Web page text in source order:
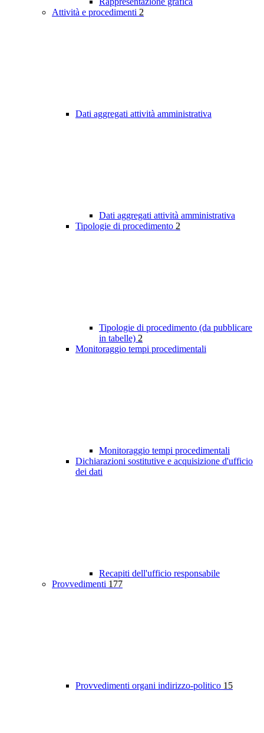
Attività e procedimenti 2
Dati aggregati attività amministrativa
Dati aggregati attività amministrativa
Tipologie di procedimento 2
Tipologie di procedimento (da pubblicare
in tabelle) 2
Monitoraggio tempi procedimentali
Monitoraggio tempi procedimentali
Dichiarazioni sostitutive e acquisizione d'ufficio
dei dati
Recapiti dell'ufficio responsabile
Provvedimenti 177
Provvedimenti organi indirizzo-politico 15